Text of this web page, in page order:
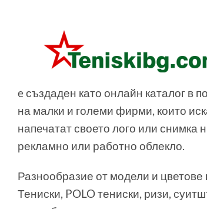
e създаден като онлайн каталог в
на малки и големи фирми, които
напечатат своето лого или снимка
рекламно или работно облекло.
Разнообразие от модели и цветове
Тениски, POLO тениски, ризи,